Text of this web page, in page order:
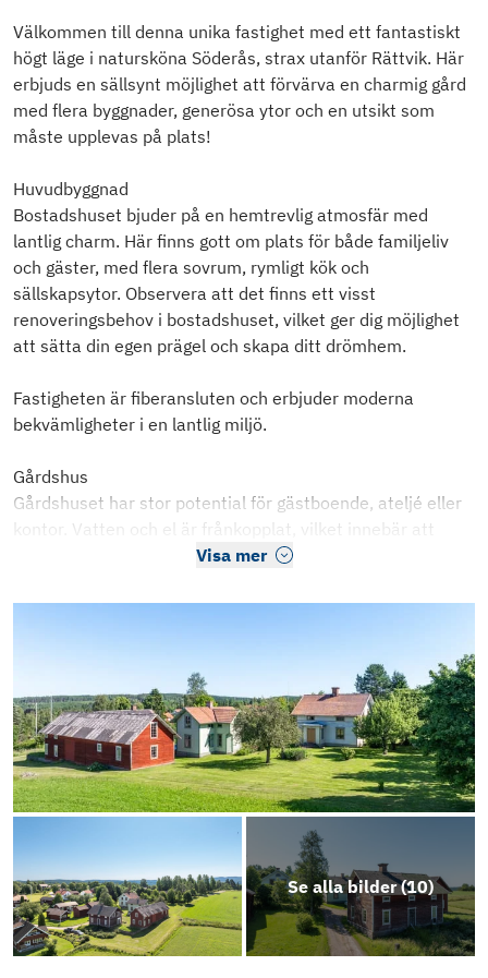
Välkommen till denna unika fastighet med ett fantastiskt
högt läge i natursköna Söderås, strax utanför Rättvik. Här
erbjuds en sällsynt möjlighet att förvärva en charmig gård
med flera byggnader, generösa ytor och en utsikt som
måste upplevas på plats!
Huvudbyggnad
Bostadshuset bjuder på en hemtrevlig atmosfär med
lantlig charm. Här finns gott om plats för både familjeliv
och gäster, med flera sovrum, rymligt kök och
sällskapsytor. Observera att det finns ett visst
renoveringsbehov i bostadshuset, vilket ger dig möjlighet
att sätta din egen prägel och skapa ditt drömhem.
Fastigheten är fiberansluten och erbjuder moderna
bekvämligheter i en lantlig miljö.
Gårdshus
Gårdshuset har stor potential för gästboende, ateljé eller
kontor. Vatten och el är frånkopplat, vilket innebär att
Visa mer
Se alla bilder (10)